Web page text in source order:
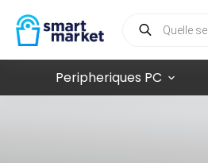
Peripheriques PC